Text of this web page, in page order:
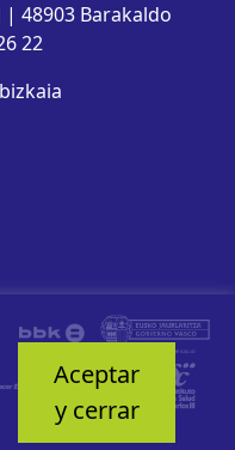
48903 Barakaldo
22
Aceptar
y cerrar